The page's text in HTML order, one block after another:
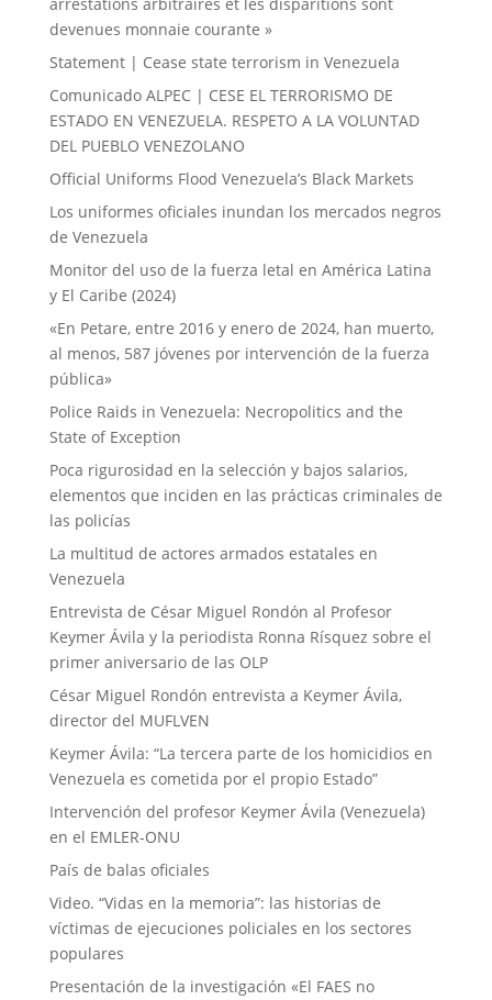
devenues monnaie courante »
Statement | Cease state terrorism in Venezuela
Comunicado ALPEC | CESE EL TERRORISMO DE
ESTADO EN VENEZUELA. RESPETO A LA VOLUNTAD
DEL PUEBLO VENEZOLANO
Official Uniforms Flood Venezuela’s Black Markets
Los uniformes oficiales inundan los mercados negros
de Venezuela
Monitor del uso de la fuerza letal en América Latina
y El Caribe (2024)
«En Petare, entre 2016 y enero de 2024, han muerto,
al menos, 587 jóvenes por intervención de la fuerza
pública»
Police Raids in Venezuela: Necropolitics and the
State of Exception
Poca rigurosidad en la selección y bajos salarios,
elementos que inciden en las prácticas criminales de
las policías
La multitud de actores armados estatales en
Venezuela
Entrevista de César Miguel Rondón al Profesor
Keymer Ávila y la periodista Ronna Rísquez sobre el
primer aniversario de las OLP
César Miguel Rondón entrevista a Keymer Ávila,
director del MUFLVEN
Keymer Ávila: “La tercera parte de los homicidios en
Venezuela es cometida por el propio Estado”
Intervención del profesor Keymer Ávila (Venezuela)
en el EMLER-ONU
País de balas oficiales
Video. “Vidas en la memoria”: las historias de
víctimas de ejecuciones policiales en los sectores
populares
Presentación de la investigación «El FAES no